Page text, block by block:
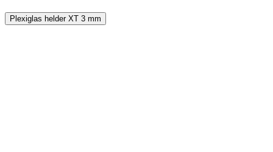
Plexiglas helder XT 3 mm